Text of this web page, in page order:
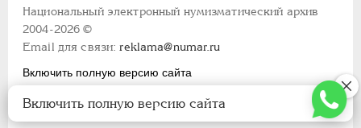
Национальный электронный нумизматический архив
2004-2026 ©
Email для связи:reklama@numar.ru
Включить полную версию сайта
Включить полную версию сайта